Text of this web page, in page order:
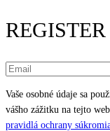
REGISTER
Vaše osobné údaje sa
vášho zážitku na tejto
pravidlá ochrany